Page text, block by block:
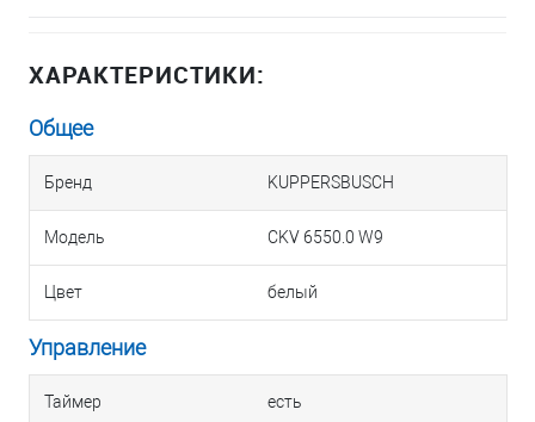
ХАРАКТЕРИСТИКИ:
Общее
Бренд KUPPERSBUSCH
Модель CKV 6550.0 W9
Цвет белый
Управление
Таймер есть